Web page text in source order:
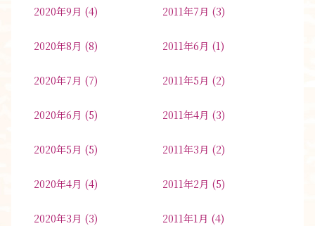
2020年9月 (4)
2020年8月 (8)
2020年7月 (7)
2020年6月 (5)
2020年5月 (5)
2020年4月 (4)
2020年3月 (3)
2011年7月 (3)
2011年6月 (1)
2011年5月 (2)
2011年4月 (3)
2011年3月 (2)
2011年2月 (5)
2011年1月 (4)